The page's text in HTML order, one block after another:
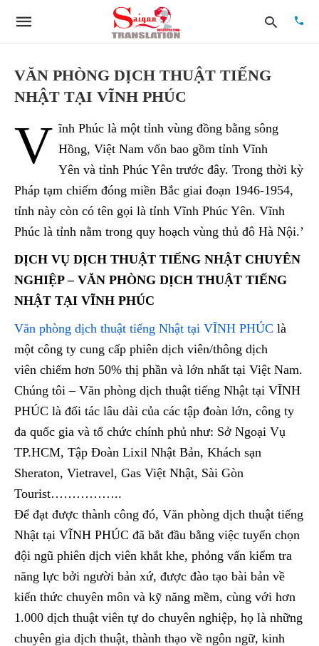
hit
enter:
VĂN PHÒNG DỊCH THUẬT TIẾNG
NHẬT TẠI VĨNH PHÚC
V ĩnh Phúc là một tỉnh vùng đồng bằng sông
Hồng, Việt Nam vốn bao gồm tỉnh Vĩnh
Yên và tỉnh Phúc Yên trước đây. Trong thời kỳ
Pháp tạm chiếm đóng miền Bắc giai đoạn 1946-1954,
tỉnh này còn có tên gọi là tỉnh Vĩnh Phúc Yên. Vĩnh
Phúc là tỉnh nằm trong quy hoạch vùng thủ đô Hà Nội.’
DỊCH VỤ DỊCH THUẬT TIẾNG NHẬT CHUYÊN
NGHIỆP – VĂN PHÒNG DỊCH THUẬT TIẾNG
NHẬT TẠI VĨNH PHÚC
Văn phòng dịch thuật tiếng Nhật tại VĨNH PHÚC là
một công ty cung cấp phiên dịch viên/thông dịch
viên chiếm hơn 50% thị phần và lớn nhất tại Việt Nam.
Chúng tôi – Văn phòng dịch thuật tiếng Nhật tại VĨNH
PHÚC là đối tác lâu dài của các tập đoàn lớn, công ty
đa quốc gia và tổ chức chính phủ như: Sở Ngoại Vụ
TP.HCM, Tập Đoàn Lixil Nhật Bản, Khách sạn
Sheraton, Vietravel, Gas Việt Nhật, Sài Gòn
Tourist……………..
Để đạt được thành công đó, Văn phòng dịch thuật tiếng
Nhật tại VĨNH PHÚC đã bắt đầu bằng việc tuyển chọn
đội ngũ phiên dịch viên khắt khe, phỏng vấn kiểm tra
năng lực bởi người bản xứ, được đào tạo bài bản về
kiến thức chuyên môn và kỹ năng mềm, cùng với hơn
1.000 dịch thuật viên tự do chuyên nghiệp, họ là những
chuyên gia dịch thuật, thành thạo về ngôn ngữ, kinh